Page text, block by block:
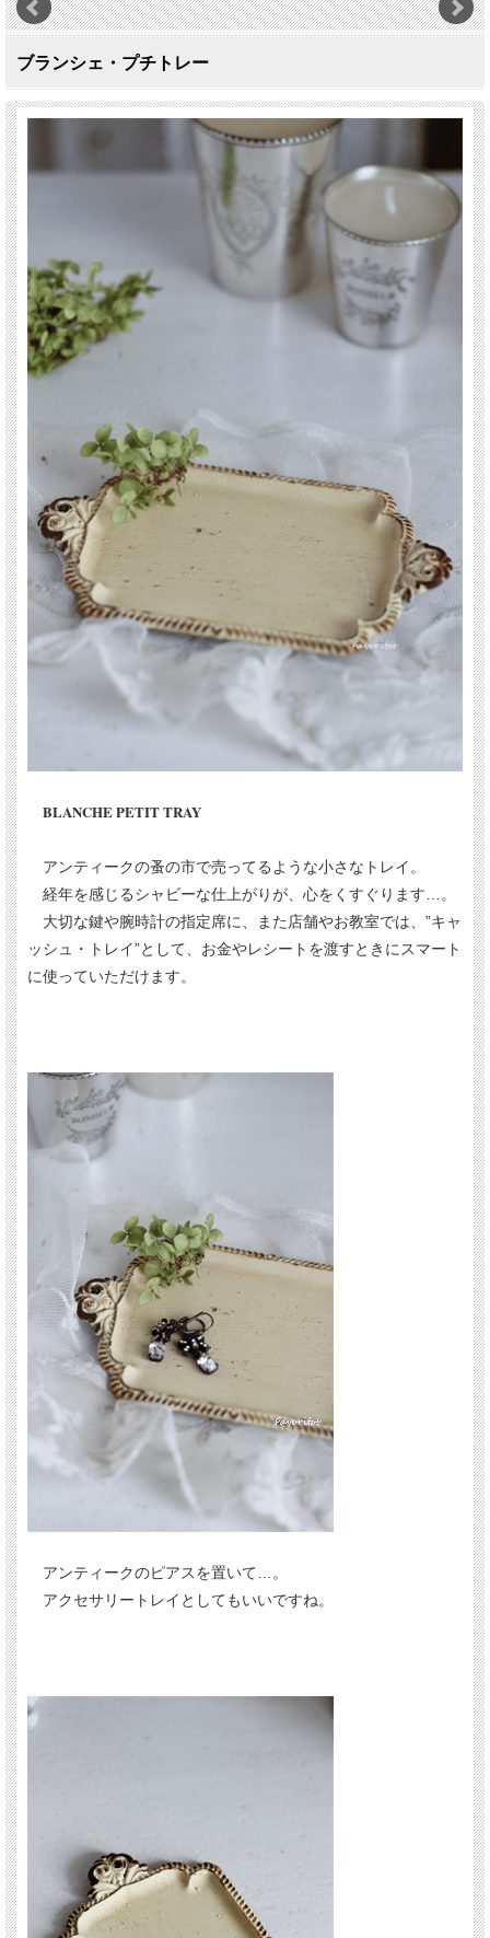
ブランシェ・プチトレー
BLANCHE PETIT TRAY
アンティークの蚤の市で売ってるような小さなトレイ。
経年を感じるシャビーな仕上がりが、心をくすぐります…。
大切な鍵や腕時計の指定席に、また店舗やお教室では、”キャ
ッシュ・トレイ”として、お金やレシートを渡すときにスマート
に使っていただけます。
アンティークのピアスを置いて…。
アクセサリートレイとしてもいいですね。